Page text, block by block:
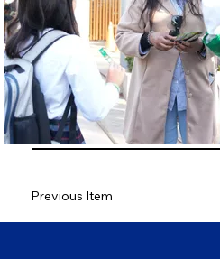
Previous Item